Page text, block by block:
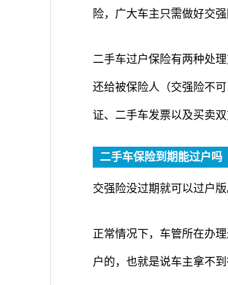
险，广大车主只需做好交强
二手车过户保险有两种处
还给被保险人（交强险不
证、二手车发票以及买卖双
二手车保险到期能过户吗
交强险没过期就可以过户
正常情况下，车管所在办
户的，也就是说车主拿不